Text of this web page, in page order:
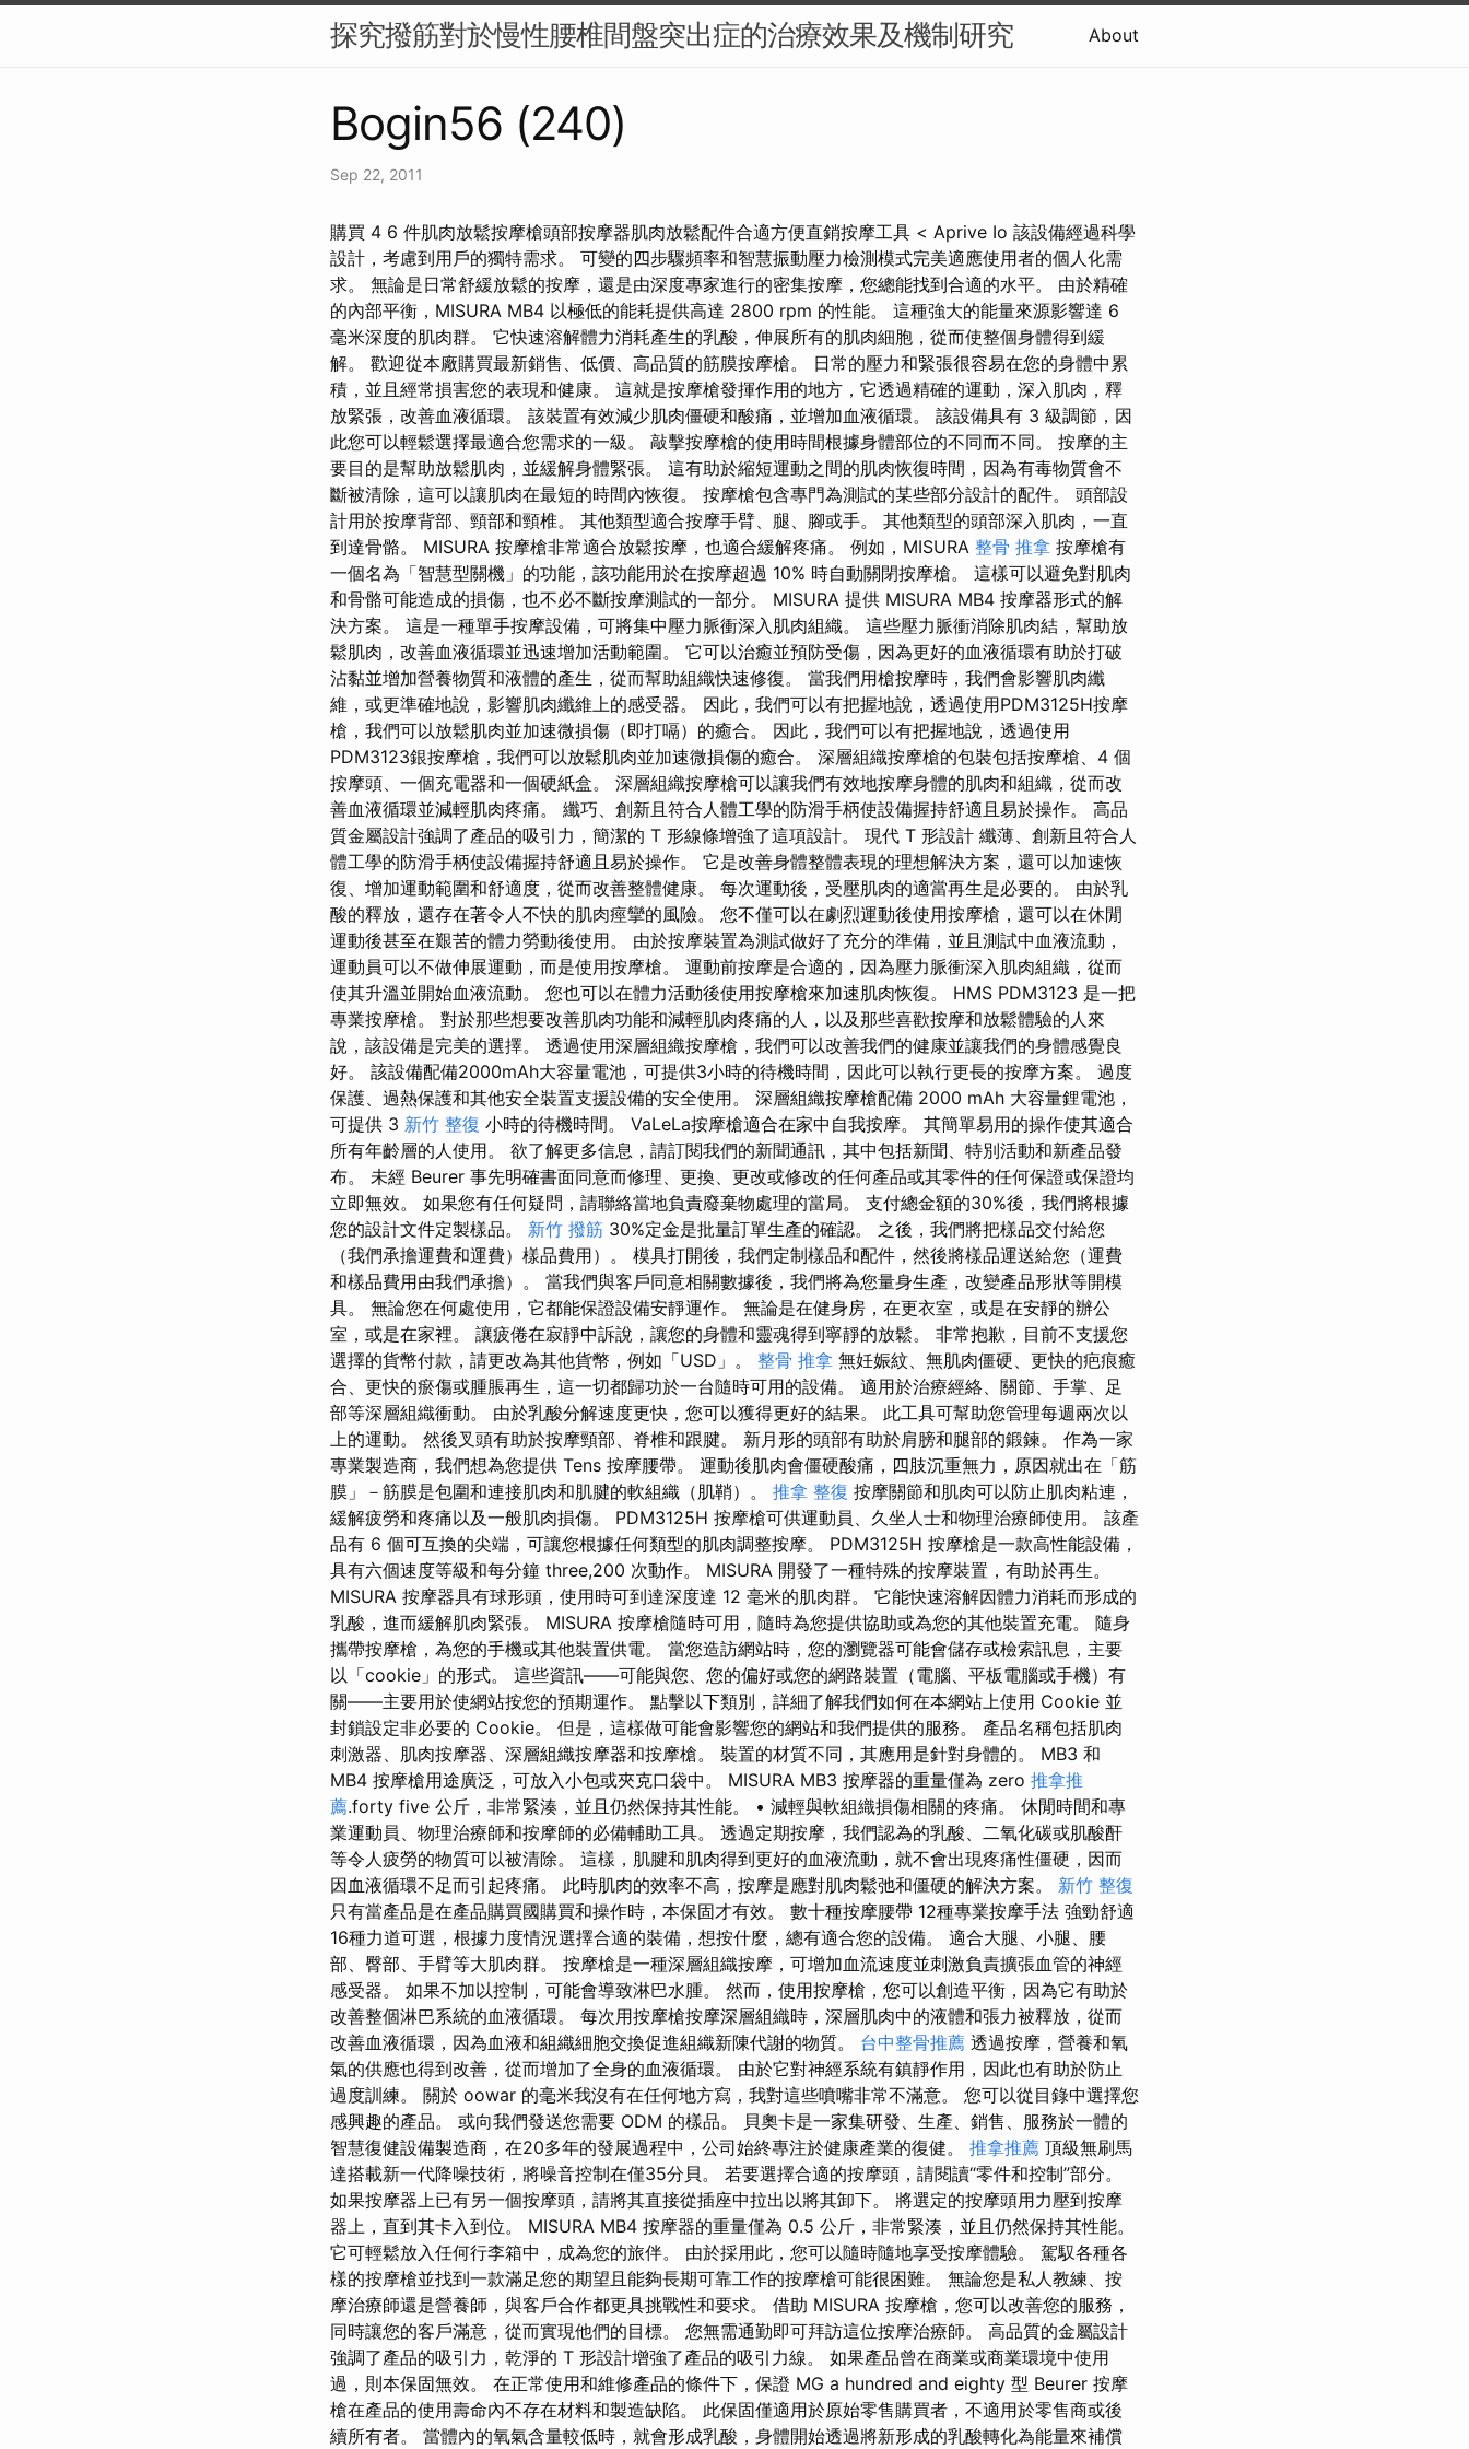
探究撥筋對於慢性腰椎間盤突出症的治療效果及機制研究 About
Bogin56 (240)
Sep 22, 2011
購買 4 6 件肌肉放鬆按摩槍頭部按摩器肌肉放鬆配件合適方便直銷按摩工具 < Aprive Io 該設備經過科學
設計，考慮到用戶的獨特需求。 可變的四步驟頻率和智慧振動壓力檢測模式完美適應使用者的個人化需
求。 無論是日常舒緩放鬆的按摩，還是由深度專家進行的密集按摩，您總能找到合適的水平。 由於精確
的內部平衡，MISURA MB4 以極低的能耗提供高達 2800 rpm 的性能。 這種強大的能量來源影響達 6
毫米深度的肌肉群。 它快速溶解體力消耗產生的乳酸，伸展所有的肌肉細胞，從而使整個身體得到緩
解。 歡迎從本廠購買最新銷售、低價、高品質的筋膜按摩槍。 日常的壓力和緊張很容易在您的身體中累
積，並且經常損害您的表現和健康。 這就是按摩槍發揮作用的地方，它透過精確的運動，深入肌肉，釋
放緊張，改善血液循環。 該裝置有效減少肌肉僵硬和酸痛，並增加血液循環。 該設備具有 3 級調節，因
此您可以輕鬆選擇最適合您需求的一級。 敲擊按摩槍的使用時間根據身體部位的不同而不同。 按摩的主
要目的是幫助放鬆肌肉，並緩解身體緊張。 這有助於縮短運動之間的肌肉恢復時間，因為有毒物質會不
斷被清除，這可以讓肌肉在最短的時間內恢復。 按摩槍包含專門為測試的某些部分設計的配件。 頭部設
計用於按摩背部、頸部和頸椎。 其他類型適合按摩手臂、腿、腳或手。 其他類型的頭部深入肌肉，一直
到達骨骼。 MISURA 按摩槍非常適合放鬆按摩，也適合緩解疼痛。 例如，MISURA 整骨 推拿 按摩槍有
一個名為「智慧型關機」的功能，該功能用於在按摩超過 10% 時自動關閉按摩槍。 這樣可以避免對肌肉
和骨骼可能造成的損傷，也不必不斷按摩測試的一部分。 MISURA 提供 MISURA MB4 按摩器形式的解
決方案。 這是一種單手按摩設備，可將集中壓力脈衝深入肌肉組織。 這些壓力脈衝消除肌肉結，幫助放
鬆肌肉，改善血液循環並迅速增加活動範圍。 它可以治癒並預防受傷，因為更好的血液循環有助於打破
沾黏並增加營養物質和液體的產生，從而幫助組織快速修復。 當我們用槍按摩時，我們會影響肌肉纖
維，或更準確地說，影響肌肉纖維上的感受器。 因此，我們可以有把握地說，透過使用PDM3125H按摩
槍，我們可以放鬆肌肉並加速微損傷（即打嗝）的癒合。 因此，我們可以有把握地說，透過使用
PDM3123銀按摩槍，我們可以放鬆肌肉並加速微損傷的癒合。 深層組織按摩槍的包裝包括按摩槍、4 個
按摩頭、一個充電器和一個硬紙盒。 深層組織按摩槍可以讓我們有效地按摩身體的肌肉和組織，從而改
善血液循環並減輕肌肉疼痛。 纖巧、創新且符合人體工學的防滑手柄使設備握持舒適且易於操作。 高品
質金屬設計強調了產品的吸引力，簡潔的 T 形線條增強了這項設計。 現代 T 形設計 纖薄、創新且符合人
體工學的防滑手柄使設備握持舒適且易於操作。 它是改善身體整體表現的理想解決方案，還可以加速恢
復、增加運動範圍和舒適度，從而改善整體健康。 每次運動後，受壓肌肉的適當再生是必要的。 由於乳
酸的釋放，還存在著令人不快的肌肉痙攣的風險。 您不僅可以在劇烈運動後使用按摩槍，還可以在休閒
運動後甚至在艱苦的體力勞動後使用。 由於按摩裝置為測試做好了充分的準備，並且測試中血液流動，
運動員可以不做伸展運動，而是使用按摩槍。 運動前按摩是合適的，因為壓力脈衝深入肌肉組織，從而
使其升溫並開始血液流動。 您也可以在體力活動後使用按摩槍來加速肌肉恢復。 HMS PDM3123 是一把
專業按摩槍。 對於那些想要改善肌肉功能和減輕肌肉疼痛的人，以及那些喜歡按摩和放鬆體驗的人來
說，該設備是完美的選擇。 透過使用深層組織按摩槍，我們可以改善我們的健康並讓我們的身體感覺良
好。 該設備配備2000mAh大容量電池，可提供3小時的待機時間，因此可以執行更長的按摩方案。 過度
保護、過熱保護和其他安全裝置支援設備的安全使用。 深層組織按摩槍配備 2000 mAh 大容量鋰電池，
可提供 3 新竹 整復 小時的待機時間。 VaLeLa按摩槍適合在家中自我按摩。 其簡單易用的操作使其適合
所有年齡層的人使用。 欲了解更多信息，請訂閱我們的新聞通訊，其中包括新聞、特別活動和新產品發
布。 未經 Beurer 事先明確書面同意而修理、更換、更改或修改的任何產品或其零件的任何保證或保證均
立即無效。 如果您有任何疑問，請聯絡當地負責廢棄物處理的當局。 支付總金額的30%後，我們將根據
您的設計文件定製樣品。 新竹 撥筋 30%定金是批量訂單生產的確認。 之後，我們將把樣品交付給您
（我們承擔運費和運費）樣品費用）。 模具打開後，我們定制樣品和配件，然後將樣品運送給您（運費
和樣品費用由我們承擔）。 當我們與客戶同意相關數據後，我們將為您量身生產，改變產品形狀等開模
具。 無論您在何處使用，它都能保證設備安靜運作。 無論是在健身房，在更衣室，或是在安靜的辦公
室，或是在家裡。 讓疲倦在寂靜中訴說，讓您的身體和靈魂得到寧靜的放鬆。 非常抱歉，目前不支援您
選擇的貨幣付款，請更改為其他貨幣，例如「USD」。 整骨 推拿 無妊娠紋、無肌肉僵硬、更快的疤痕癒
合、更快的瘀傷或腫脹再生，這一切都歸功於一台隨時可用的設備。 適用於治療經絡、關節、手掌、足
部等深層組織衝動。 由於乳酸分解速度更快，您可以獲得更好的結果。 此工具可幫助您管理每週兩次以
上的運動。 然後叉頭有助於按摩頸部、脊椎和跟腱。 新月形的頭部有助於肩膀和腿部的鍛鍊。 作為一家
專業製造商，我們想為您提供 Tens 按摩腰帶。 運動後肌肉會僵硬酸痛，四肢沉重無力，原因就出在「筋
膜」－筋膜是包圍和連接肌肉和肌腱的軟組織（肌鞘）。 推拿 整復 按摩關節和肌肉可以防止肌肉粘連，
緩解疲勞和疼痛以及一般肌肉損傷。 PDM3125H 按摩槍可供運動員、久坐人士和物理治療師使用。 該產
品有 6 個可互換的尖端，可讓您根據任何類型的肌肉調整按摩。 PDM3125H 按摩槍是一款高性能設備，
具有六個速度等級和每分鐘 three,200 次動作。 MISURA 開發了一種特殊的按摩裝置，有助於再生。
MISURA 按摩器具有球形頭，使用時可到達深度達 12 毫米的肌肉群。 它能快速溶解因體力消耗而形成的
乳酸，進而緩解肌肉緊張。 MISURA 按摩槍隨時可用，隨時為您提供協助或為您的其他裝置充電。 隨身
攜帶按摩槍，為您的手機或其他裝置供電。 當您造訪網站時，您的瀏覽器可能會儲存或檢索訊息，主要
以「cookie」的形式。 這些資訊——可能與您、您的偏好或您的網路裝置（電腦、平板電腦或手機）有
關——主要用於使網站按您的預期運作。 點擊以下類別，詳細了解我們如何在本網站上使用 Cookie 並
封鎖設定非必要的 Cookie。 但是，這樣做可能會影響您的網站和我們提供的服務。 產品名稱包括肌肉
刺激器、肌肉按摩器、深層組織按摩器和按摩槍。 裝置的材質不同，其應用是針對身體的。 MB3 和
MB4 按摩槍用途廣泛，可放入小包或夾克口袋中。 MISURA MB3 按摩器的重量僅為 zero 推拿推
薦.forty five 公斤，非常緊湊，並且仍然保持其性能。 • 減輕與軟組織損傷相關的疼痛。 休閒時間和專
業運動員、物理治療師和按摩師的必備輔助工具。 透過定期按摩，我們認為的乳酸、二氧化碳或肌酸酐
等令人疲勞的物質可以被清除。 這樣，肌腱和肌肉得到更好的血液流動，就不會出現疼痛性僵硬，因而
因血液循環不足而引起疼痛。 此時肌肉的效率不高，按摩是應對肌肉鬆弛和僵硬的解決方案。 新竹 整復
只有當產品是在產品購買國購買和操作時，本保固才有效。 數十種按摩腰帶 12種專業按摩手法 強勁舒適
16種力道可選，根據力度情況選擇合適的裝備，想按什麼，總有適合您的設備。 適合大腿、小腿、腰
部、臀部、手臂等大肌肉群。 按摩槍是一種深層組織按摩，可增加血流速度並刺激負責擴張血管的神經
感受器。 如果不加以控制，可能會導致淋巴水腫。 然而，使用按摩槍，您可以創造平衡，因為它有助於
改善整個淋巴系統的血液循環。 每次用按摩槍按摩深層組織時，深層肌肉中的液體和張力被釋放，從而
改善血液循環，因為血液和組織細胞交換促進組織新陳代謝的物質。 台中整骨推薦 透過按摩，營養和氧
氣的供應也得到改善，從而增加了全身的血液循環。 由於它對神經系統有鎮靜作用，因此也有助於防止
過度訓練。 關於 oowar 的毫米我沒有在任何地方寫，我對這些噴嘴非常不滿意。 您可以從目錄中選擇您
感興趣的產品。 或向我們發送您需要 ODM 的樣品。 貝奧卡是一家集研發、生產、銷售、服務於一體的
智慧復健設備製造商，在20多年的發展過程中，公司始終專注於健康產業的復健。 推拿推薦 頂級無刷馬
達搭載新一代降噪技術，將噪音控制在僅35分貝。 若要選擇合適的按摩頭，請閱讀“零件和控制”部分。
如果按摩器上已有另一個按摩頭，請將其直接從插座中拉出以將其卸下。 將選定的按摩頭用力壓到按摩
器上，直到其卡入到位。 MISURA MB4 按摩器的重量僅為 0.5 公斤，非常緊湊，並且仍然保持其性能。
它可輕鬆放入任何行李箱中，成為您的旅伴。 由於採用此，您可以隨時隨地享受按摩體驗。 駕馭各種各
樣的按摩槍並找到一款滿足您的期望且能夠長期可靠工作的按摩槍可能很困難。 無論您是私人教練、按
摩治療師還是營養師，與客戶合作都更具挑戰性和要求。 借助 MISURA 按摩槍，您可以改善您的服務，
同時讓您的客戶滿意，從而實現他們的目標。 您無需通勤即可拜訪這位按摩治療師。 高品質的金屬設計
強調了產品的吸引力，乾淨的 T 形設計增強了產品的吸引力線。 如果產品曾在商業或商業環境中使用
過，則本保固無效。 在正常使用和維修產品的條件下，保證 MG a hundred and eighty 型 Beurer 按摩
槍在產品的使用壽命內不存在材料和製造缺陷。 此保固僅適用於原始零售購買者，不適用於零售商或後
續所有者。 當體內的氧氣含量較低時，就會形成乳酸，身體開始透過將新形成的乳酸轉化為能量來補償